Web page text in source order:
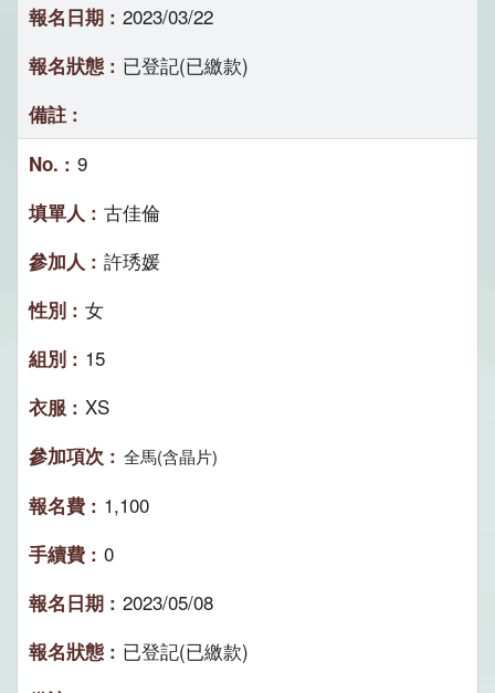
2023/03/22
已登記(已繳款)
9
古佳倫
許琇媛
女
15
XS
全馬(含晶片)
1,100
0
2023/05/08
已登記(已繳款)